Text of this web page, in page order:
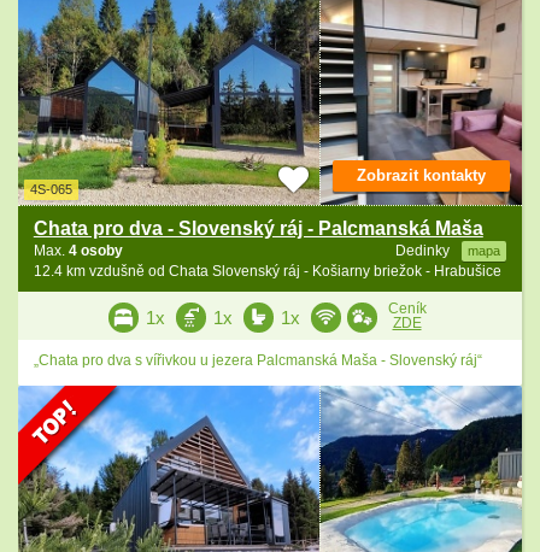
4S-065
Chata pro dva - Slovenský ráj - Palcmanská Maša
Dedinky mapa
Max. 4 osoby
12.4 km vzdušně od Chata Slovenský ráj - Košiarny briežok - Hrabušice
Zobrazit kontakty
1x 1x 1x
Ceník
ZDE
„Chata pro dva s vířivkou u jezera Palcmanská Maša - Slovenský ráj“